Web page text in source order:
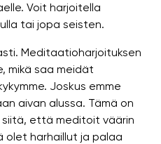
Voit harjoitella
tai jopa seisten.
Meditaatioharjoituksen
mikä saa meidät
Joskus emme
aivan alussa. Tämä on
siitä, että meditoit väärin
olet harhaillut ja palaa